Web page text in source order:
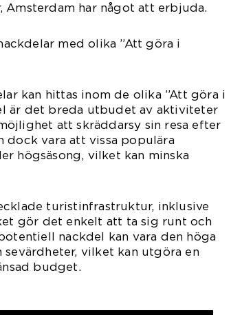
Amsterdam har något att erbjuda.
med olika ”Att göra i
kan hittas inom de olika ”Att göra i
är det breda utbudet av aktiviteter
att skräddarsy sin resa efter
dock vara att vissa populära
högsäsong, vilket kan minska
turistinfrastruktur, inklusive
gör det enkelt att ta sig runt och
nackdel kan vara den höga
vilket kan utgöra en
budget.